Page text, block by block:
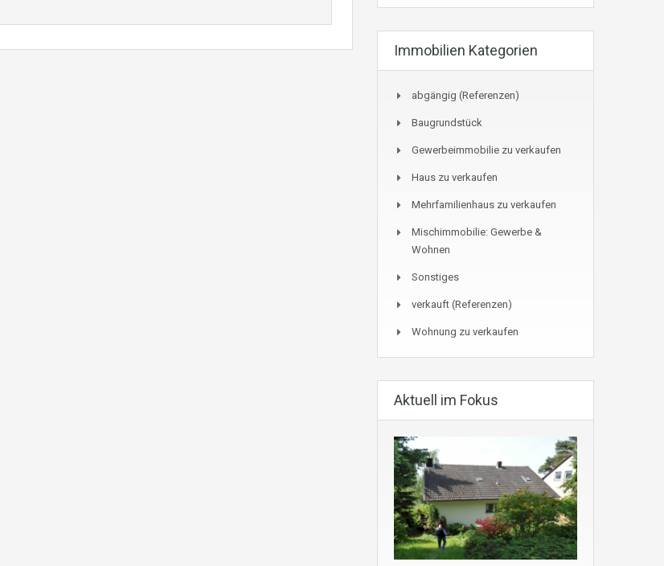
Immobilien Kategorien
abgängig (Referenzen)
Baugrundstück
Gewerbeimmobilie zu verkaufen
Haus zu verkaufen
Mehrfamilienhaus zu verkaufen
Mischimmobilie: Gewerbe &
Wohnen
Sonstiges
verkauft (Referenzen)
Wohnung zu verkaufen
Aktuell im Fokus